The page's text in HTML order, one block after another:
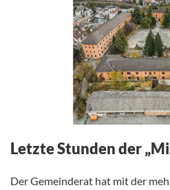
Letzte Stunden der
Der Gemeinderat hat mit der